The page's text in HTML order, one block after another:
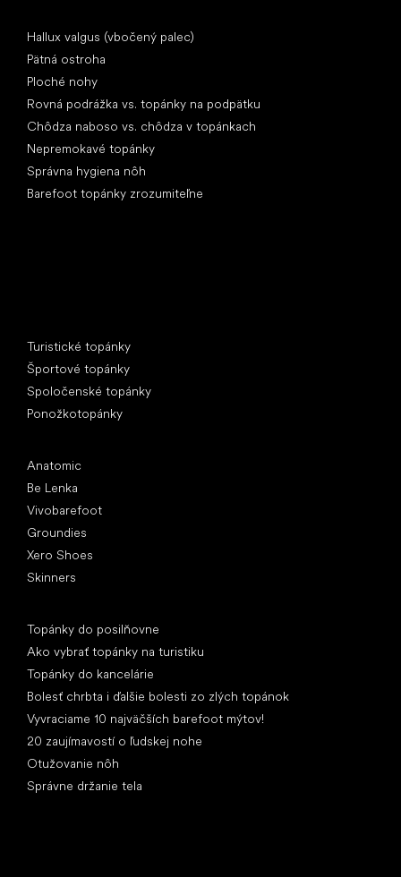
Hallux valgus (vbočený palec)
Pätná ostroha
Ploché nohy
Rovná podrážka vs. topánky na podpätku
Chôdza naboso vs. chôdza v topánkach
Nepremokavé topánky
Správna hygiena nôh
Barefoot topánky zrozumiteľne
Turistické topánky
Športové topánky
Spoločenské topánky
Ponožkotopánky
Anatomic
Be Lenka
Vivobarefoot
Groundies
Xero Shoes
Skinners
Topánky do posilňovne
Ako vybrať topánky na turistiku
Topánky do kancelárie
Bolesť chrbta i ďalšie bolesti zo zlých topánok
Vyvraciame 10 najväčších barefoot mýtov!
20 zaujímavostí o ľudskej nohe
Otužovanie nôh
Správne držanie tela